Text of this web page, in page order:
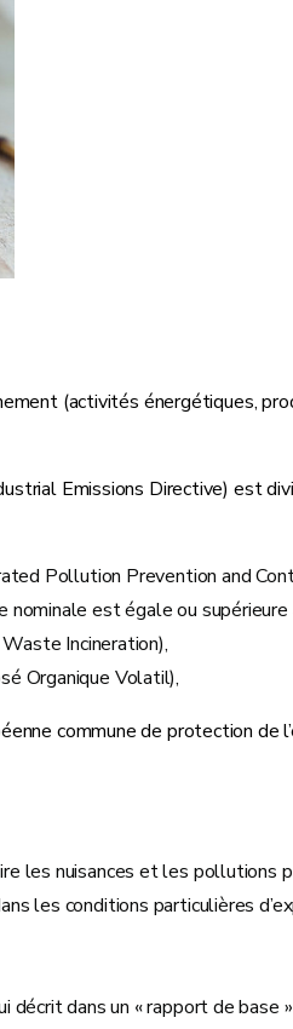
(activités énergétiques,
Emissions Directive) est
Pollution Prevention and
est égale ou
Incineration),
Organique Volatil),
commune de protection de
les nuisances et les
les conditions particulières
dans un « rapport de base